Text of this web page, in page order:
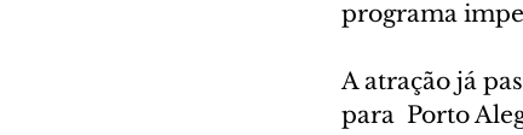
programa
A atração já
para  Porto